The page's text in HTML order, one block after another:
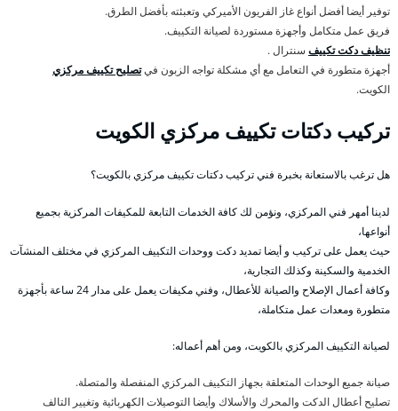
توفير أيضا أفضل أنواع غاز الفريون الأميركي وتعبئته بأفضل الطرق.
فريق عمل متكامل وأجهزة مستوردة لصيانة التكييف.
تنظيف دكت تكييف سنترال .
أجهزة متطورة في التعامل مع أي مشكلة تواجه الزبون فيتصليح تكييف مركزي
الكويت.
تركيب دكتات تكييف مركزي الكويت
هل ترغب بالاستعانة بخبرة فني تركيب دكتات تكييف مركزي بالكويت؟
لدينا أمهر فني المركزي، ونؤمن لك كافة الخدمات التابعة للمكيفات المركزية بجميع
أنواعها،
حيث يعمل على تركيب و أيضا تمديد دكت ووحدات التكييف المركزي في مختلف المنشآت
الخدمية والسكينة وكذلك التجارية،
وكافة أعمال الإصلاح والصيانة للأعطال، وفني مكيفات يعمل على مدار 24 ساعة بأجهزة
متطورة ومعدات عمل متكاملة،
لصيانة التكييف المركزي بالكويت، ومن أهم أعماله:
صيانة جميع الوحدات المتعلقة بجهاز التكييف المركزي المنفصلة والمتصلة.
تصليح أعطال الدكت والمحرك والأسلاك وأيضا التوصيلات الكهربائية وتغيير التالف